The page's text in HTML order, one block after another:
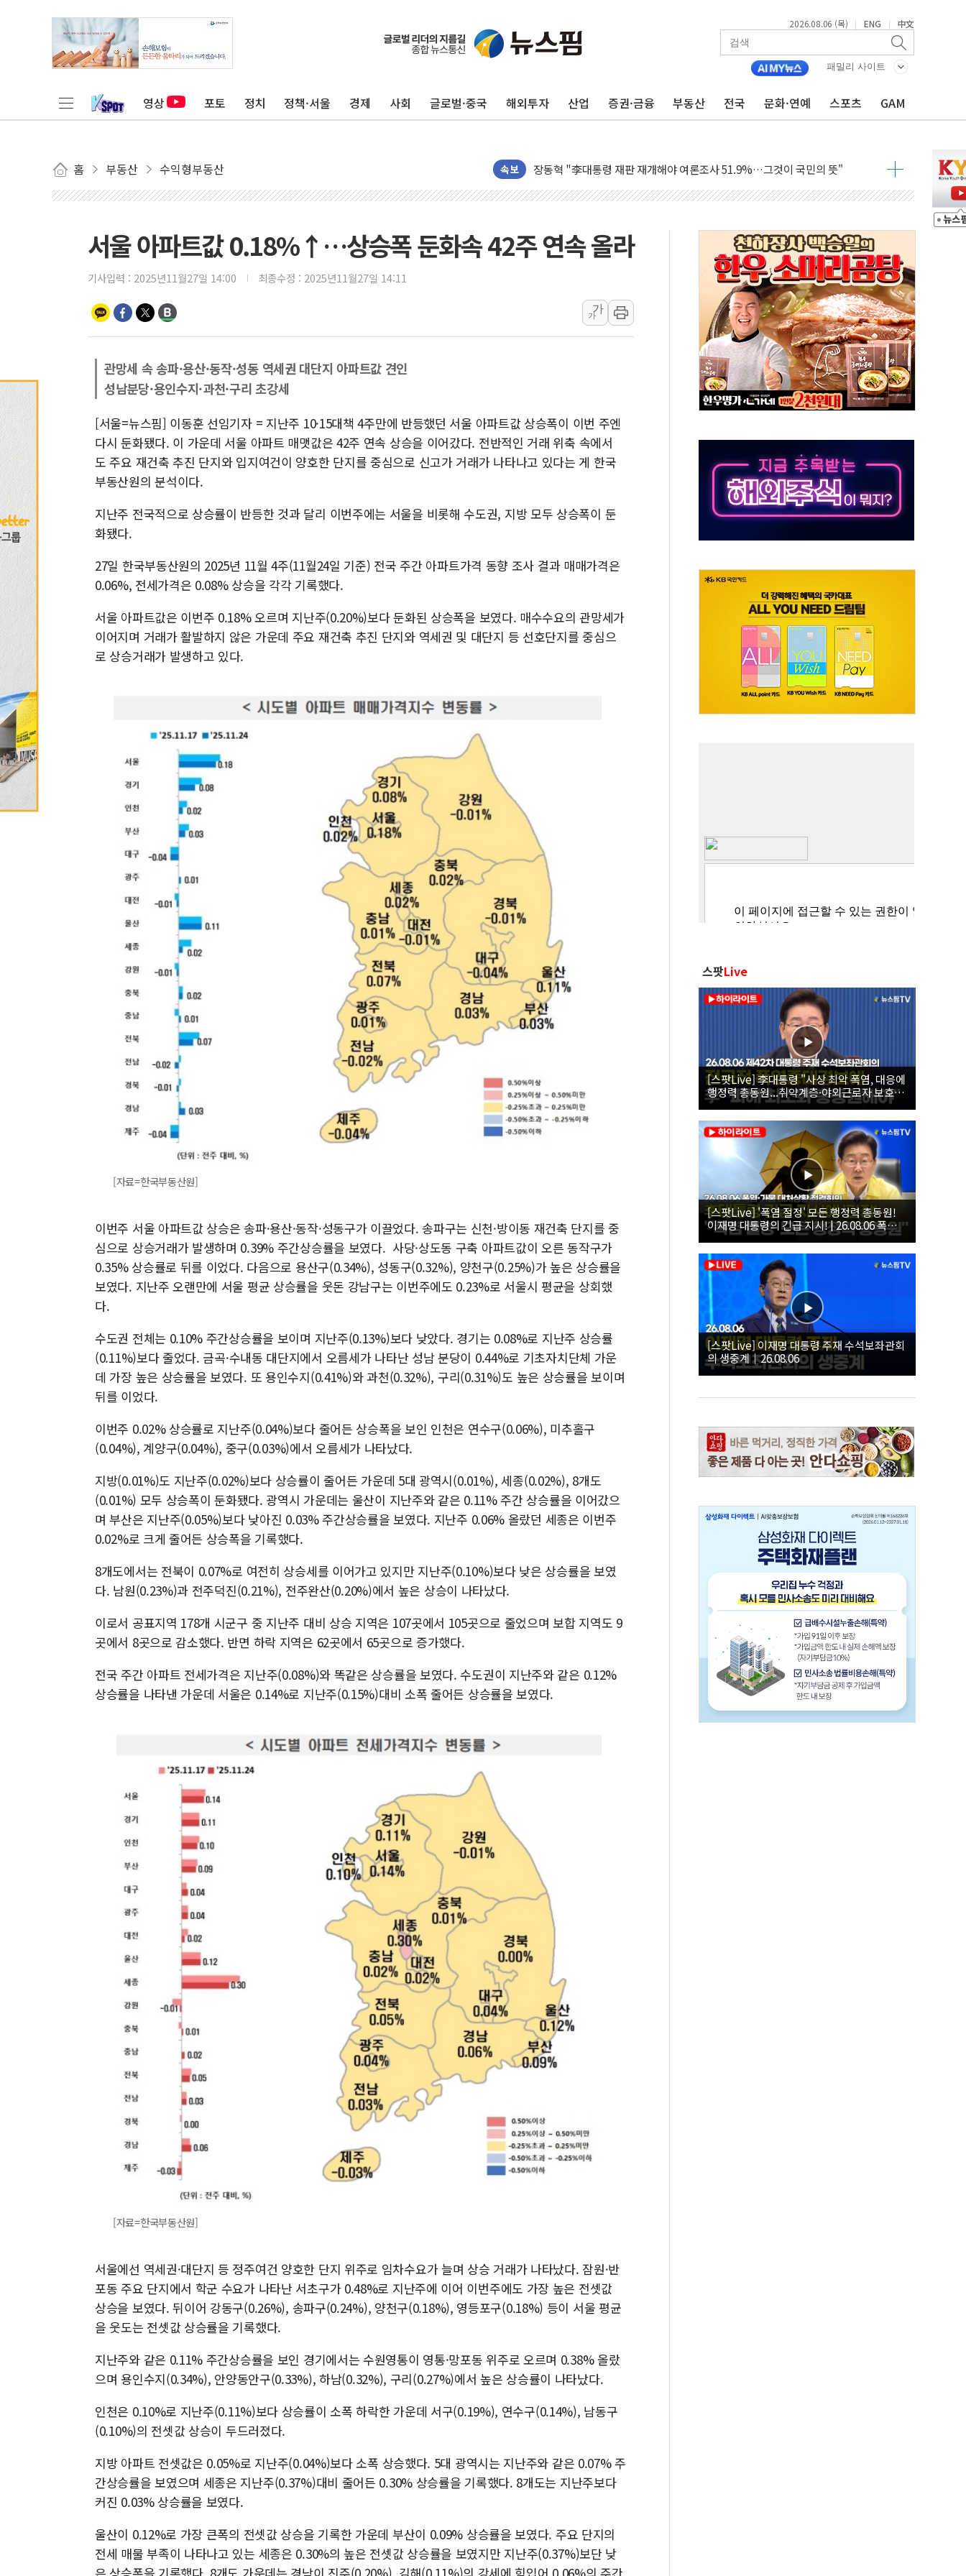
2026.08.06 (목) | ENG | 中文
패밀리 사이트
영상 포토 정치 정책·서울 경제 사회 글로벌·중국 해외투자 산업 증권·금융 부동산 전국 문화·연예 스포츠 GAM
홈 부동산 수익형부동산 속보
KCC, 실적은 주춤했지만…'매출 절반' 실리콘 반등에 하반기 기대
장동혁 "李대통령 재판 재개해야 여론조사 51.9%…그것이 국민의 뜻"
日, 아키타에 일본 최대 규모의 AI 데이터센터 건설 추진
트럼프, 워시 연준의장과 수시 통화…독립성 논란 재점화
'40도 극한 폭염' 내일 절정…주말 주춤 후 다시 불볕더위
[컨콜] LG유플러스, "파주 AIDC 수익성 기대"
李대통령 "국민 체감 못 하는 정책은 무용…성역 없는 국정 개선 집행"
현대백화점그룹, 농식품부와 농촌 창업기업 15곳 키운다
삼성전자, 넷리스트와 5년 전략적 제휴…HBM 특허 분쟁 종결
한국앤컴퍼니그룹, "AI는 도구 아닌 동료"…현업 중심 AX 가속
李대통령 "취약계층 돼 가는 청년들…실제 수요에 맞게 정책 정비"
中 미국 신장 제재에 '강경 맞 보복' 대미 드론 수출 통제· 기업 제재
KB차차차, 포르쉐 중고 판매량 TOP 5 공개
영양군 2026년산 홍고추 본격 수매....1082농가 5759t
TYM, 2분기 영업이익 276억…전년 比 13.9% '껑충'
코인원, 최저 수준 수수료 앞세워 공세...신규 투자 효과 본격화
포천 승진훈련장서 K1E1 전차 화재… 승무원 대피, 인명 피해 없어
서울 아파트값 0.18%↑…상승폭 둔화속 42주 연속 올라
기사입력 : 2025년11월27일 14:00 최종수정 : 2025년11월27일 14:11
가
가
관망세 속 송파·용산·동작·성동 역세권 대단지 아파트값 견인
성남분당·용인수지·과천·구리 초강세
[서울=뉴스핌] 이동훈 선임기자 = 지난주 10·15대책 4주만에 반등했던 서울 아파트값 상승폭이 이번 주엔
다시 둔화됐다. 이 가운데 서울 아파트 매맷값은 42주 연속 상승을 이어갔다. 전반적인 거래 위축 속에서
도 주요 재건축 추진 단지와 입지여건이 양호한 단지를 중심으로 신고가 거래가 나타나고 있다는 게 한국
부동산원의 분석이다.
지난주 전국적으로 상승률이 반등한 것과 달리 이번주에는 서울을 비롯해 수도권, 지방 모두 상승폭이 둔
화됐다.
27일 한국부동산원의 2025년 11월 4주(11월24일 기준) 전국 주간 아파트가격 동향 조사 결과 매매가격은
0.06%, 전세가격은 0.08% 상승을 각각 기록했다.
서울 아파트값은 이번주 0.18% 오르며 지난주(0.20%)보다 둔화된 상승폭을 보였다. 매수수요의 관망세가
이어지며 거래가 활발하지 않은 가운데 주요 재건축 추진 단지와 역세권 및 대단지 등 선호단지를 중심으
로 상승거래가 발생하고 있다.
[자료=한국부동산원]
이번주 서울 아파트값 상승은 송파·용산·동작·성동구가 이끌었다. 송파구는 신천·방이동 재건축 단지를 중
심으로 상승거래가 발생하며 0.39% 주간상승률을 보였다. 사당·상도동 구축 아파트값이 오른 동작구가
0.35% 상승률로 뒤를 이었다. 다음으로 용산구(0.34%), 성동구(0.32%), 양천구(0.25%)가 높은 상승률을
보였다. 지난주 오랜만에 서울 평균 상승률을 웃돈 강남구는 이번주에도 0.23%로 서울시 평균을 상회했
다.
수도권 전체는 0.10% 주간상승률을 보이며 지난주(0.13%)보다 낮았다. 경기는 0.08%로 지난주 상승률
(0.11%)보다 줄었다. 금곡·수내동 대단지에서 오름세가 나타난 성남 분당이 0.44%로 기초자치단체 가운
데 가장 높은 상승률을 보였다. 또 용인수지(0.41%)와 과천(0.32%), 구리(0.31%)도 높은 상승률을 보이며
뒤를 이었다.
이번주 0.02% 상승률로 지난주(0.04%)보다 줄어든 상승폭을 보인 인천은 연수구(0.06%), 미추홀구
(0.04%), 계양구(0.04%), 중구(0.03%)에서 오름세가 나타났다.
지방(0.01%)도 지난주(0.02%)보다 상승률이 줄어든 가운데 5대 광역시(0.01%), 세종(0.02%), 8개도
(0.01%) 모두 상승폭이 둔화됐다. 광역시 가운데는 울산이 지난주와 같은 0.11% 주간 상승률을 이어갔으
며 부산은 지난주(0.05%)보다 낮아진 0.03% 주간상승률을 보였다. 지난주 0.06% 올랐던 세종은 이번주
0.02%로 크게 줄어든 상승폭을 기록했다.
8개도에서는 전북이 0.07%로 여전히 상승세를 이어가고 있지만 지난주(0.10%)보다 낮은 상승률을 보였
다. 남원(0.23%)과 전주덕진(0.21%), 전주완산(0.20%)에서 높은 상승이 나타났다.
이로서 공표지역 178개 시군구 중 지난주 대비 상승 지역은 107곳에서 105곳으로 줄었으며 보합 지역도 9
곳에서 8곳으로 감소했다. 반면 하락 지역은 62곳에서 65곳으로 증가했다.
전국 주간 아파트 전세가격은 지난주(0.08%)와 똑같은 상승률을 보였다. 수도권이 지난주와 같은 0.12%
상승률을 나타낸 가운데 서울은 0.14%로 지난주(0.15%)대비 소폭 줄어든 상승률을 보였다.
[자료=한국부동산원]
서울에선 역세권·대단지 등 정주여건 양호한 단지 위주로 임차수요가 늘며 상승 거래가 나타났다. 잠원·반
포동 주요 단지에서 학군 수요가 나타난 서초구가 0.48%로 지난주에 이어 이번주에도 가장 높은 전셋값
상승을 보였다. 뒤이어 강동구(0.26%), 송파구(0.24%), 양천구(0.18%), 영등포구(0.18%) 등이 서울 평균
을 웃도는 전셋값 상승률을 기록했다.
지난주와 같은 0.11% 주간상승률을 보인 경기에서는 수원영통이 영통·망포동 위주로 오르며 0.38% 올랐
으며 용인수지(0.34%), 안양동안구(0.33%), 하남(0.32%), 구리(0.27%)에서 높은 상승률이 나타났다.
인천은 0.10%로 지난주(0.11%)보다 상승률이 소폭 하락한 가운데 서구(0.19%), 연수구(0.14%), 남동구
(0.10%)의 전셋값 상승이 두드러졌다.
지방 아파트 전셋값은 0.05%로 지난주(0.04%)보다 소폭 상승했다. 5대 광역시는 지난주와 같은 0.07% 주
간상승률을 보였으며 세종은 지난주(0.37%)대비 줄어든 0.30% 상승률을 기록했다. 8개도는 지난주보다
커진 0.03% 상승률을 보였다.
울산이 0.12%로 가장 큰폭의 전셋값 상승을 기록한 가운데 부산이 0.09% 상승률을 보였다. 주요 단지의
전세 매물 부족이 나타나고 있는 세종은 0.30%의 높은 전셋값 상승률을 보였지만 지난주(0.37%)보단 낮
스팟Live
[스팟Live] 李대통령 "사상 최악 폭염, 대응에
행정력 총동원...취약계층·야외근로자 보호에
힘써야"｜26.08.06 제42차 대통령 주재 수석
보좌관회의
[스팟Live] '폭염 절정' 모든 행정력 총동원!
이재명 대통령의 긴급 지시! | 26.08.06 폭염•
가뭄 대처상황 점검회의
[스팟Live] 이재명 대통령 주재 수석보좌관회
의 생중계｜26.08.06